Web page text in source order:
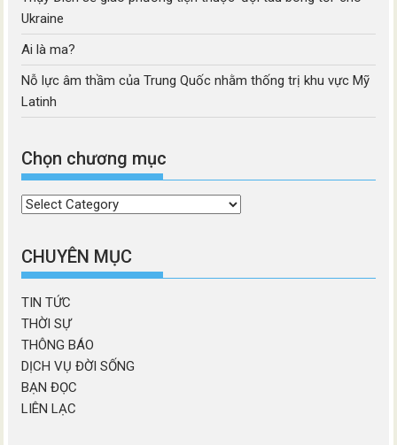
Ukraine
Ai là ma?
Nỗ lực âm thầm của Trung Quốc nhằm thống trị khu vực Mỹ
Latinh
Chọn chương mục
Chọn
mục
CHUYÊN MỤC
TIN TỨC
THỜI SỰ
THÔNG BÁO
DỊCH VỤ ĐỜI SỐNG
BẠN ĐỌC
LIÊN LẠC